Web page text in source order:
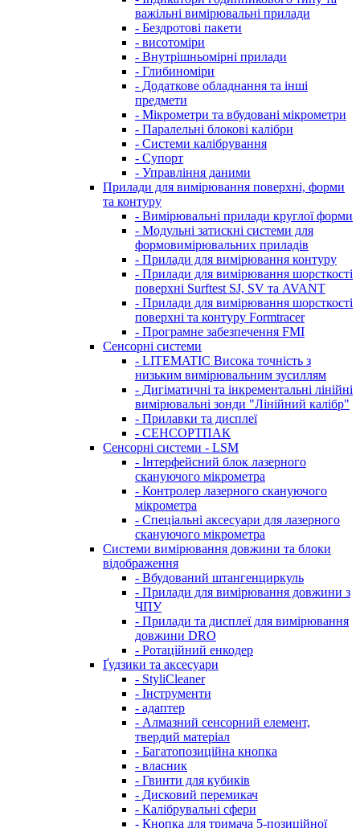
важільні вимірювальні прилади
- Бездротові пакети
- висотоміри
- Внутрішньомірні прилади
- Глибиноміри
- Додаткове обладнання та інші
предмети
- Мікрометри та вбудовані мікрометри
- Паралельні блокові калібри
- Системи калібрування
- Супорт
- Управління даними
Прилади для вимірювання поверхні, форми
та контуру
- Вимірювальні прилади круглої форми
- Модульні затискні системи для
формовимірювальних приладів
- Прилади для вимірювання контуру
- Прилади для вимірювання шорсткості
поверхні Surftest SJ, SV та AVANT
- Прилади для вимірювання шорсткості
поверхні та контуру Formtracer
- Програмне забезпечення FMI
Сенсорні системи
- LITEMATIC Висока точність з
низьким вимірювальним зусиллям
- Дигіматичні та інкрементальні лінійні
вимірювальні зонди "Лінійний калібр"
- Прилавки та дисплеї
- СЕНСОРТПАК
Сенсорні системи - LSM
- Інтерфейсний блок лазерного
скануючого мікрометра
- Контролер лазерного скануючого
мікрометра
- Спеціальні аксесуари для лазерного
скануючого мікрометра
Системи вимірювання довжини та блоки
відображення
- Вбудований штангенциркуль
- Прилади для вимірювання довжини з
ЧПУ
- Прилади та дисплеї для вимірювання
довжини DRO
- Ротаційний енкодер
Ґудзики та аксесуари
- StyliCleaner
- Інструменти
- адаптер
- Алмазний сенсорний елемент,
твердий матеріал
- Багатопозиційна кнопка
- власник
- Гвинти для кубиків
- Дисковий перемикач
- Калібрувальні сфери
- Кнопка для тримача 5-позиційної